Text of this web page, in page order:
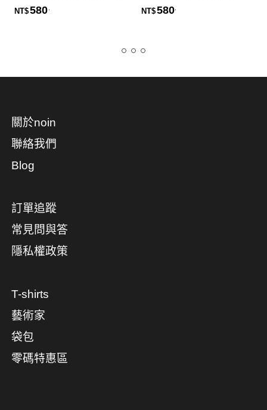
NT$580 NT$580
關於noin
聯絡我們
Blog
訂單追蹤
常見問與答
隱私權政策
T-shirts
藝術家
袋包
零碼特惠區